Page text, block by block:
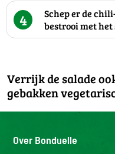
4
Schep er de
bestrooi met het
Verrijk de salade
gebakken
Over Bonduelle